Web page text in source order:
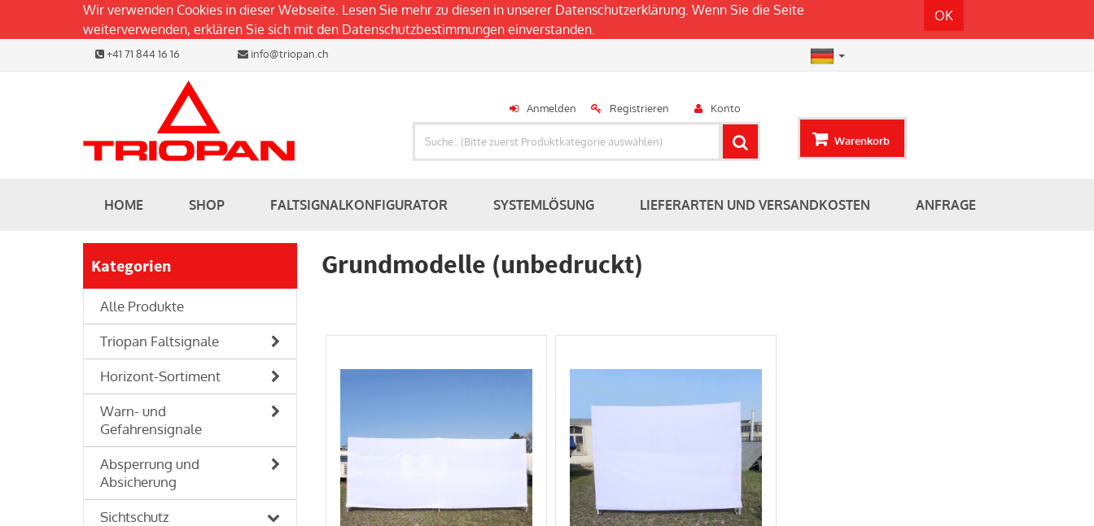
Wir verwenden Cookies in dieser Webseite. Lesen Sie mehr zu diesen in unserer Datenschutzerklärung. Wenn Sie die Seite
weiterverwenden, erklären Sie sich mit den Datenschutzbestimmungen einverstanden.
OK
+41 71 844 16 16 info@triopan.ch
Anmelden Registrieren Konto
Warenkorb
HOME SHOP FALTSIGNALKONFIGURATOR SYSTEMLÖSUNG LIEFERARTEN UND VERSANDKOSTEN ANFRAGE
Kategorien
Alle Produkte
Triopan Faltsignale
Horizont-Sortiment
Warn- und
Gefahrensignale
Absperrung und
Absicherung
Sichtschutz
Grundmodelle (unbedruckt)